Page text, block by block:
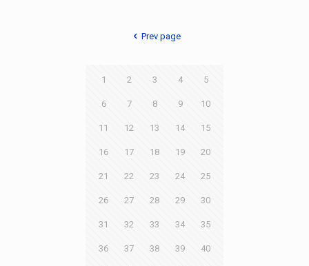
Prev page
1 2 3 4 5
6 7 8 9 10
11 12 13 14 15
16 17 18 19 20
21 22 23 24 25
26 27 28 29 30
31 32 33 34 35
36 37 38 39 40